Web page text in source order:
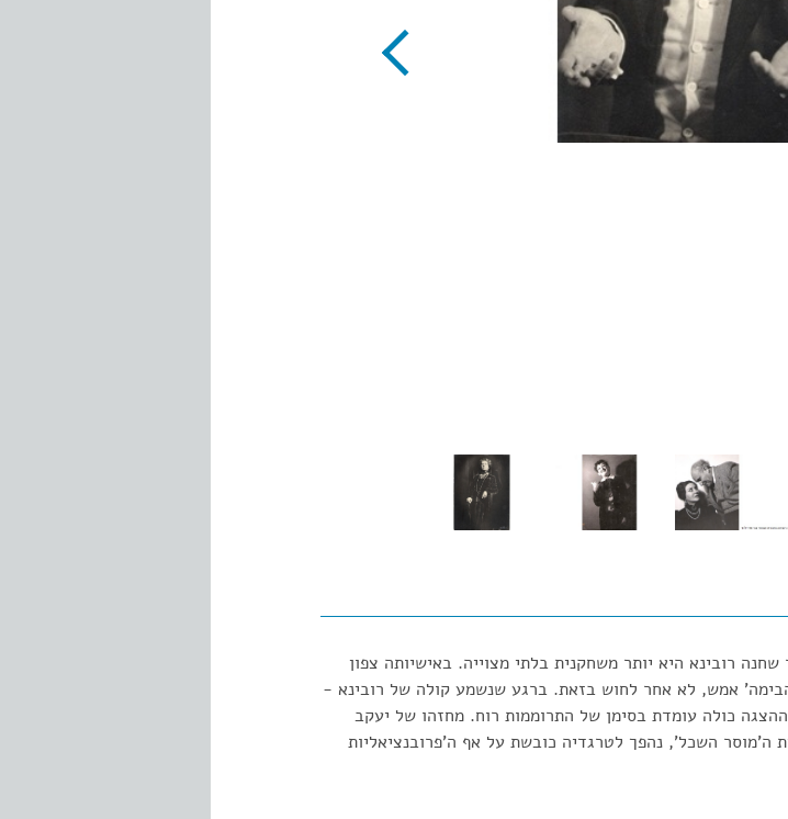
רובינא היא יותר משחקנית בלתי מצוייה. באישיותה צפון
אמש, לא אחר לחוש בזאת. ברגע שנשמע קולה של רובינא -
כולה עומדת בסימן של התרוממות רוח. מחזהו של יעקב
ה'מוסר השכל', נהפך לטרגדיה כובשת על אף ה'פרובנציאליות